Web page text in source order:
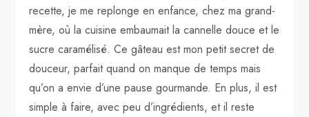
recette, je me replonge en enfance, chez ma grand-
mère, où la cuisine embaumait la cannelle douce et le
sucre caramélisé. Ce gâteau est mon petit secret de
douceur, parfait quand on manque de temps mais
qu’on a envie d’une pause gourmande. En plus, il est
simple à faire, avec peu d’ingrédients, et il reste